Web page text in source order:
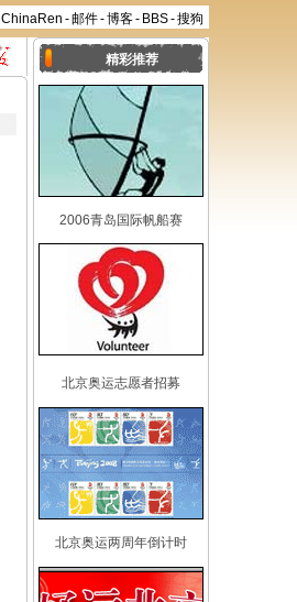
ChinaRen -邮件-博客- BBS-搜狗
精彩推荐
2006青岛国际帆船赛
北京奥运志愿者招募
北京奥运两周年倒计时